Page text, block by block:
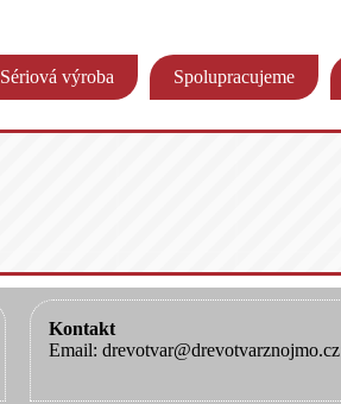
Sériová výroba Spolupracujeme
Kontakt
Email: drevotvar@drevotvarznojmo.cz